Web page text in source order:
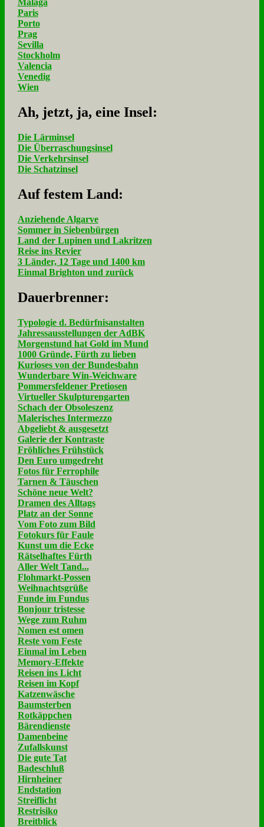
Málaga
Paris
Porto
Prag
Sevilla
Stockholm
Valencia
Venedig
Wien
Ah, jetzt, ja, ei­ne In­sel:
Die Lärminsel
Die Überraschungsinsel
Die Verkehrsinsel
Die Schatzinsel
Auf fe­stem Land:
Anziehende Algarve
Sommer in Siebenbürgen
Land der Lupinen und Lakritzen
Reise ins Revier
3 Länder, 12 Tage und 1400 km
Einmal Brighton und zurück
Dau­er­bren­ner:
Typologie d. Bedürfnisanstalten
Jahressausstellungen der AdBK
Morgenstund hat Gold im Mund
1000 Gründe, Fürth zu lieben
Kurioses von der Bundesbahn
Wunderbare Win-Weichware
Pommersfeldener Pretiosen
Virtueller Skulpturengarten
Schach der Obsoleszenz
Malerisches Intermezzo
Abgeliebt & ausgesetzt
Galerie der Kontraste
Fröhliches Frühstück
Den Euro umgedreht
Fotos für Ferrophile
Tarnen & Täuschen
Schöne neue Welt?
Dramen des Alltags
Platz an der Sonne
Vom Foto zum Bild
Fotokurs für Faule
Kunst um die Ecke
Rätselhaftes Fürth
Aller Welt Tand...
Flohmarkt-Possen
Weihnachtsgrüße
Funde im Fundus
Bonjour tristesse
Wege zum Ruhm
Nomen est omen
Reste vom Feste
Einmal im Leben
Memory-Effekte
Reisen ins Licht
Reisen im Kopf
Katzenwäsche
Baumsterben
Rotkäppchen
Bärendienste
Damenbeine
Zufallskunst
Die gute Tat
Badeschluß
Hirnheiner
Endstation
Streiflicht
Restrisiko
Breitblick